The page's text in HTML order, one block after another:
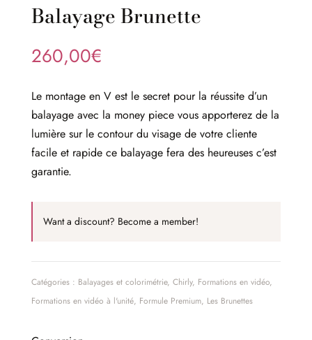
Balayage Brunette
260,00€
Le montage en V est le secret pour la réussite d’un
balayage avec la money piece vous apporterez de la
lumière sur le contour du visage de votre cliente
facile et rapide ce balayage fera des heureuses c’est
garantie.
Want a discount? Become a member!
Catégories : Balayages et colorimétrie, Chirly, Formations en vidéo,
Formations en vidéo à l'unité, Formule Premium, Les Brunettes